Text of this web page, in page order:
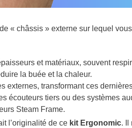
« châssis » externe sur lequel
et matériaux, souvent
la buée et la chaleur.
externes, transformant ces
écouteurs tiers ou des systèmes
Steam Frame.
l’originalité de ce kit Ergonomic. Il